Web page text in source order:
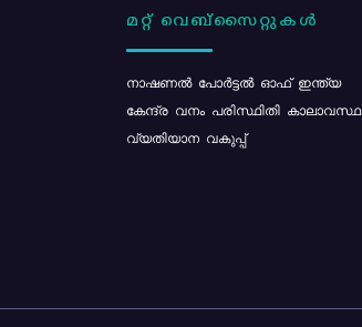
മറ്റ് വെബ്സൈറ്റുകൾ
നാഷണൽ പോർട്ടൽ ഓഫ് ഇന്ത്യ
കേന്ദ്ര വനം പരിസ്ഥിതി കാലാവസ്ഥ
വ്യതിയാന വകുപ്പ്